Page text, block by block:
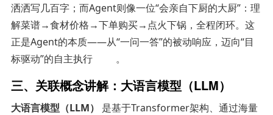
洒洒写几百字；而Agent则像一位“会亲自下厨的大厨”：理
解菜谱→食材价格→下单购买→点火下锅，全程闭环。这
正是Agent的本质——从“一问一答”的被动响应，迈向“目
标驱动”的自主执行
。
三、关联概念讲解：大语言模型（LLM）
大语言模型（LLM）
是基于Transformer架构、通过海量